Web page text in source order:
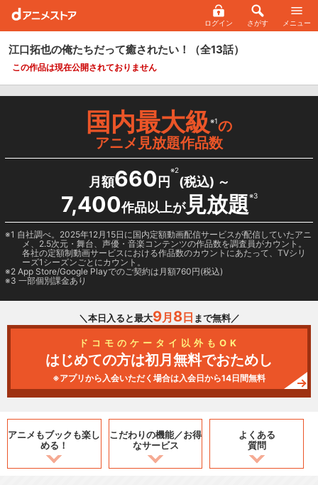
ログイン さがす メニュー
江口拓也の俺たちだって癒されたい！ （全13話）
この作品は現在公開されておりません
国内最大級※1の
アニメ見放題作品数
月額660 円
※2
(税込) ～
7,400作品以上が見放題※3
1 自社調べ。2025年12月15日に国内定額動画配信サービスが配信していたアニ
メ、2.5次元・舞台、声優・音楽コンテンツの作品数を調査員がカウント。
各社の定額制動画サービスにおける作品数のカウントにあたって、TVシリ
ーズ1シーズンごとにカウント。
2 App Store/Google Playでのご契約は月額760円(税込)
3 一部個別課金あり
＼本日入ると最大9月 8日 まで無料／
ドコモのケータイ以外もOK
はじめての方は初月無料でおためし
※アプリから入会いただく場合は入会日から14日間無料
アニメもブックも楽し
める！
こだわりの機能／お得
なサービス
よくある
質問